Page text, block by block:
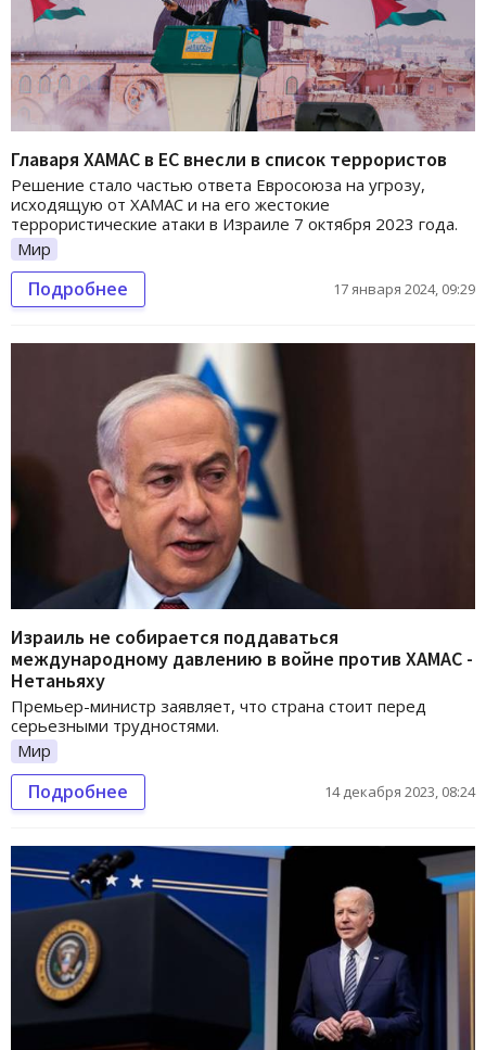
Главаря ХАМАС в ЕС внесли в список террористов
Решение стало частью ответа Евросоюза на угрозу,
исходящую от ХАМАС и на его жестокие
террористические атаки в Израиле 7 октября 2023 года.
Мир
Подробнее 17 января 2024, 09:29
Израиль не собирается поддаваться
международному давлению в войне против ХАМАС -
Нетаньяху
Премьер-министр заявляет, что страна стоит перед
серьезными трудностями.
Мир
Подробнее 14 декабря 2023, 08:24